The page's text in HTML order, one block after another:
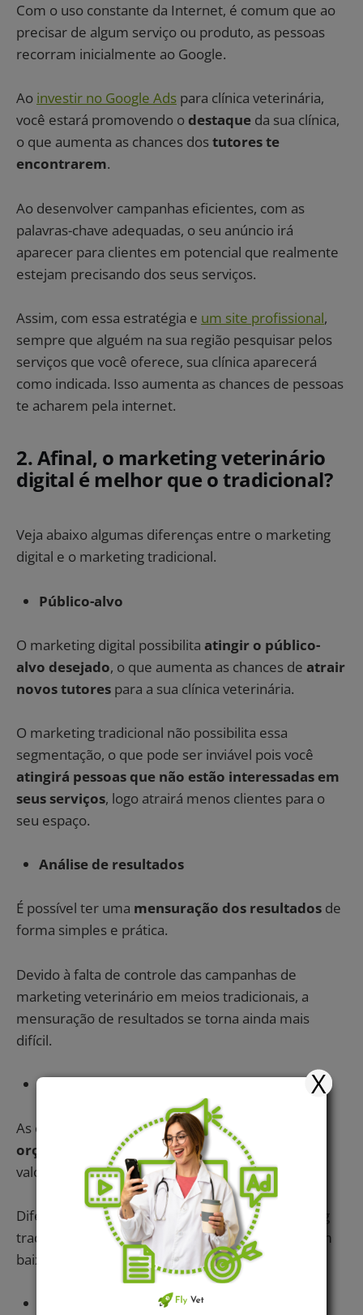
Com o uso constante da Internet, é comum que ao
precisar de algum serviço ou produto, as pessoas
recorram inicialmente ao Google.
Ao investir no Google Ads para clínica veterinária,
você estará promovendo o destaque da sua clínica,
o que aumenta as chances dostutores te
encontrarem.
Ao desenvolver campanhas eficientes, com as
palavras-chave adequadas, o seu anúncio irá
aparecer para clientes em potencial que realmente
estejam precisando dos seus serviços.
Assim, com essa estratégia e um site profissional,
sempre que alguém na sua região pesquisar pelos
serviços que você oferece, sua clínica aparecerá
como indicada. Isso aumenta as chances de pessoas
te acharem pela internet.
2. Afinal, o marketing veterinário
digital é melhor que o tradicional?
Veja abaixo algumas diferenças entre o marketing
digital e o marketing tradicional.
Público-alvo
O marketing digital possibilita atingir o público-
alvo desejado, o que aumenta as chances de atrair
novos tutores para a sua clínica veterinária.
O marketing tradicional não possibilita essa
segmentação, o que pode ser inviável pois você
atingirá pessoas que não estão interessadas em
seus serviços, logo atrairá menos clientes para o
seu espaço.
Análise de resultados
É possível ter uma mensuração dos resultados de
forma simples e prática.
Devido à falta de controle das campanhas de
marketing veterinário em meios tradicionais, a
mensuração de resultados se torna ainda mais
difícil.
Custo-benefício
As campanhas permitem umcontrole de
orçamento
, assim você não precisa investir um
valor fixo por mês.
Diferentemente do marketing digital, o marketing
tradicional possui um custo maior, inflexível e com
baixo retorno.
Relacionamento com os tutores
X